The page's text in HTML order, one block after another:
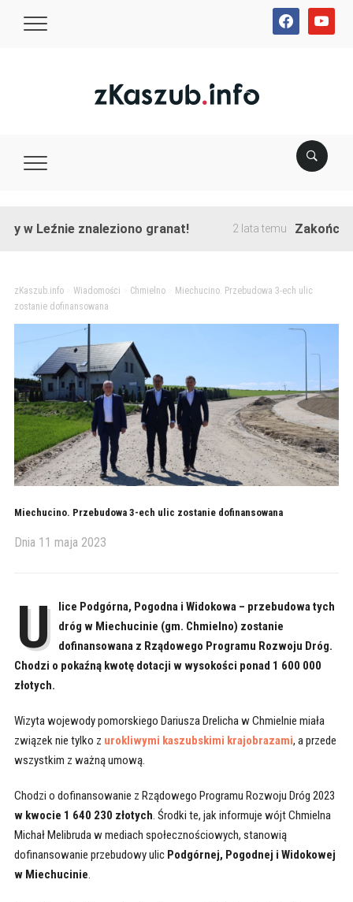
facebookyoutube
znaleziono granat! 2 lata temu Zakończono
zKaszub.info> Wiadomości Chmielno>
Miechucino. Przebudowa 3-ech ulic
zostanie dofinansowana
Miechucino. Przebudowa 3-ech ulic zostanie dofinansowana
Dnia 11 maja 2023
U
lice Podgórna, Pogodna i Widokowa – przebudowa tych
dróg w Miechucinie (gm. Chmielno) zostanie
dofinansowana z Rządowego Programu Rozwoju Dróg.
Chodzi o pokaźną kwotę dotacji w wysokości ponad 1 600 000
złotych.
Wizyta wojewody pomorskiego Dariusza Drelicha w Chmielnie miała
związek nie tylko z urokliwymi kaszubskimi krajobrazami, a przede
wszystkim z ważną umową.
Chodzi o dofinansowanie z Rządowego Programu Rozwoju Dróg 2023
w kwocie 1 640 230 złotych. Środki te, jak informuje wójt Chmielna
Michał Melibruda w mediach społecznościowych, stanowią
dofinansowanie przebudowy ulic Podgórnej, Pogodnej i Widokowej
w Miechucinie.